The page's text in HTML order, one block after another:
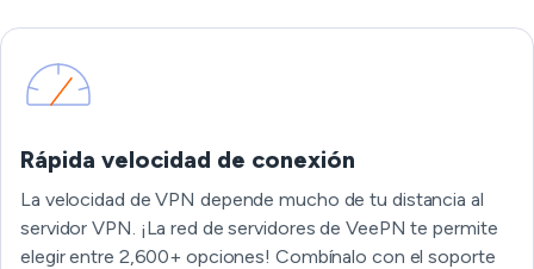
Rápida velocidad de conexión
La velocidad de VPN depende mucho de tu distancia al
servidor VPN. ¡La red de servidores de VeePN te permite
elegir entre 2,600+ opciones! Combínalo con el soporte